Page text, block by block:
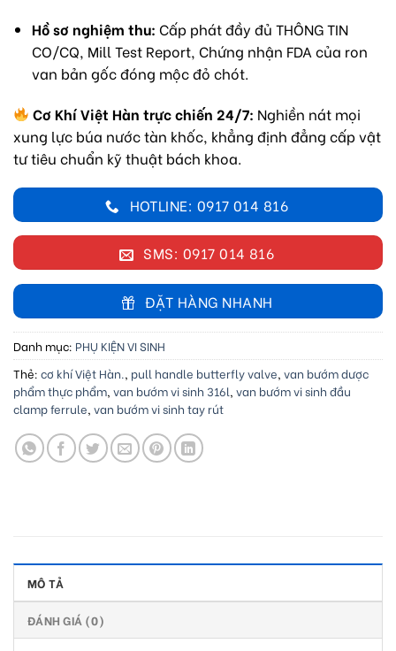
Hồ sơ nghiệm thu: Cấp phát đầy đủ THÔNG TIN
CO/CQ, Mill Test Report, Chứng nhận FDA của ron
van bản gốc đóng mộc đỏ chót.
Cơ Khí Việt Hàn trực chiến 24/7: Nghiền nát mọi
xung lực búa nước tàn khốc, khẳng định đẳng cấp vật
tư tiêu chuẩn kỹ thuật bách khoa.
HOTLINE: 0917 014 816
SMS: 0917 014 816
ĐẶT HÀNG NHANH
Danh mục: PHỤ KIỆN VI SINH
Thẻ: cơ khí Việt Hàn., pull handle butterfly valve, van bướm dược
phẩm thực phẩm, van bướm vi sinh 316l, van bướm vi sinh đầu
clamp ferrule, van bướm vi sinh tay rút
MÔ TẢ
ĐÁNH GIÁ (0)